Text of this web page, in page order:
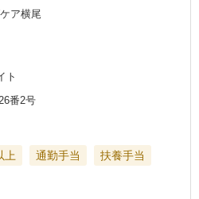
ア横尾
ト
番2号
上 通勤手当
扶養手当